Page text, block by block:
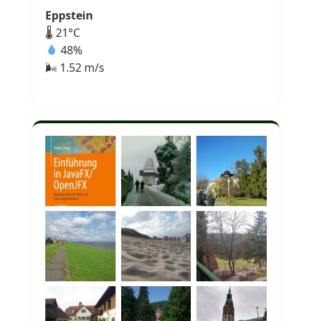
Eppstein
🌡 21°C
48%
🌬 1.52 m/s